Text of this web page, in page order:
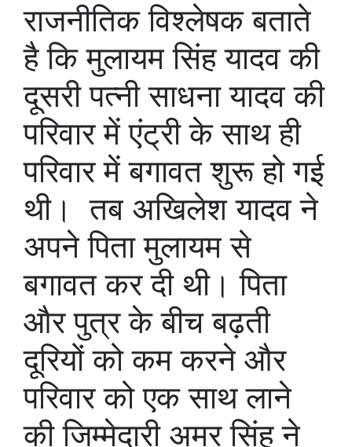
राजनीतिक विश्लेषक बताते
है कि मुलायम सिंह यादव की
दूसरी पत्नी साधना यादव की
परिवार में एंट्री के साथ ही
परिवार में बगावत शुरू हो गई
थी। तब अखिलेश यादव ने
अपने पिता मुलायम से
बगावत कर दी थी। पिता
और पुत्र के बीच बढ़ती
दूरियों को कम करने और
परिवार को एक साथ लाने
की जिम्मेदारी अमर सिंह ने